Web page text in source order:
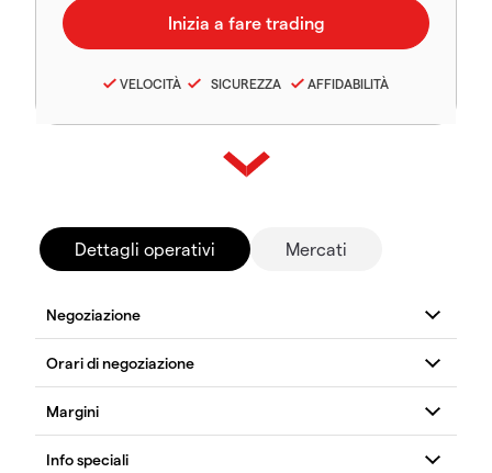
VELOCITÀ SICUREZZA AFFIDABILITÀ
Dettagli operativi Mercati